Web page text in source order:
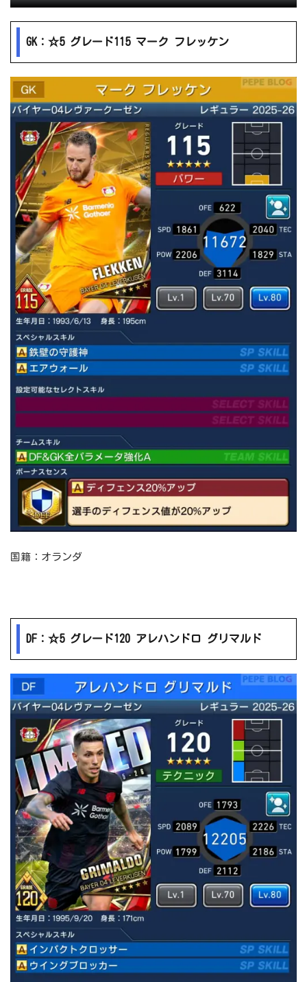
GK：☆5 グレード115 マーク フレッケン
国籍：オランダ
DF：☆5 グレード120 アレハンドロ グリマルド